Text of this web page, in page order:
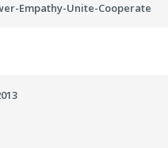
Empathy-Unite-Cooperate